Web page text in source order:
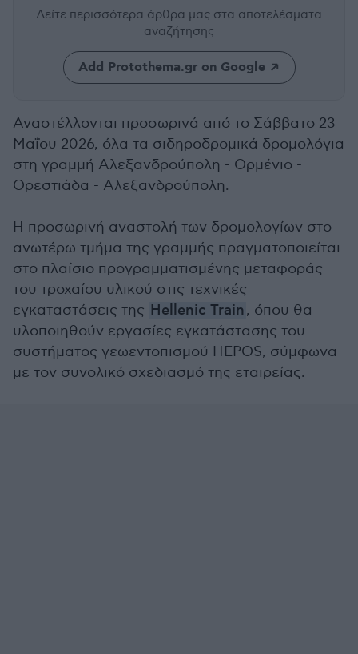
Δείτε περισσότερα άρθρα μας στα αποτελέσματα
αναζήτησης
Add Protothema.gr on Google
Αναστέλλονται προσωρινά από το Σάββατο 23
Μαΐου 2026, όλα τα σιδηροδρομικά δρομολόγια
στη γραμμή Αλεξανδρούπολη - Ορμένιο -
Ορεστιάδα - Αλεξανδρούπολη.
Η προσωρινή αναστολή των δρομολογίων στο
ανωτέρω τμήμα της γραμμής πραγματοποιείται
στο πλαίσιο προγραμματισμένης μεταφοράς
του τροχαίου υλικού στις τεχνικές
εγκαταστάσεις της Hellenic Train, όπου θα
υλοποιηθούν εργασίες εγκατάστασης του
συστήματος γεωεντοπισμού HEPOS, σύμφωνα
με τον συνολικό σχεδιασμό της εταιρείας.